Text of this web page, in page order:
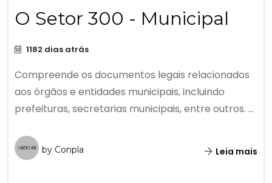
O Setor 300 - Municipal
1182 dias atrás
Compreende os documentos legais relacionados
aos órgãos e entidades municipais, incluindo
prefeituras, secretarias municipais, entre outros. ...
by Conpla Leia mais